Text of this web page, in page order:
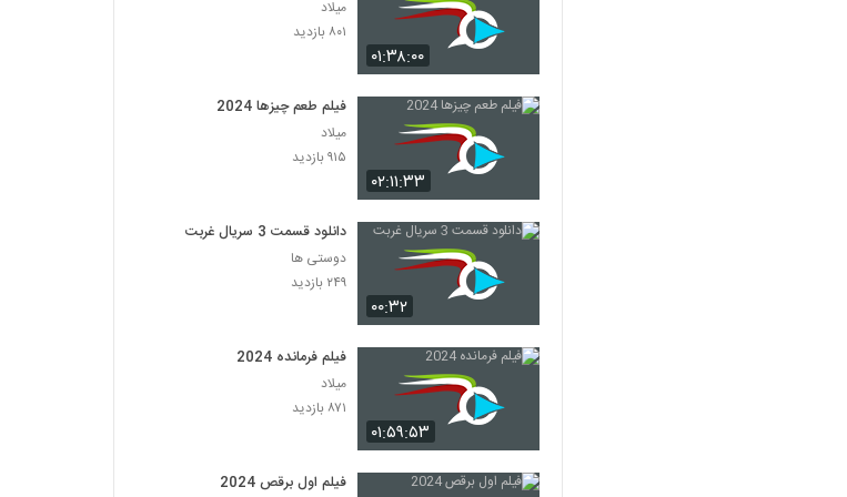
۰۱:۳۸:۰۰
میلاد
۸۰۱ بازدید
۰۲:۱۱:۳۳
فیلم طعم چیزها 2024
میلاد
۹۱۵ بازدید
۰۰:۳۲
دانلود قسمت 3 سریال غربت
دوستی ها
۲۴۹ بازدید
۰۱:۵۹:۵۳
فیلم فرمانده 2024
میلاد
۸۷۱ بازدید
فیلم اول برقص 2024